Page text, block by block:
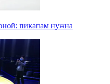
пикапам нужна